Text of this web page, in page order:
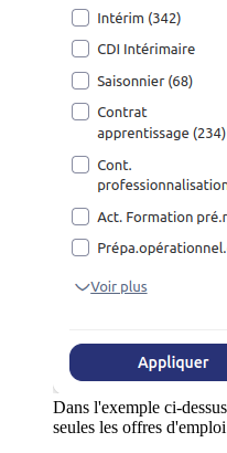
Dans l'exemple ci-
seules les offres